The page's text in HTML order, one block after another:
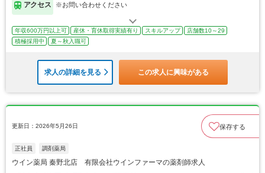
アクセス ※お問い合わせください
年収600万円以上可 産休・育休取得実績有り スキルアップ
店舗数10～29
積極採用中
夏～秋入職可
求人の詳細を見る この求人に興味がある
更新日：2026年5月26日 保存する
正社員 調剤薬局
ウイン薬局 秦野北店 有限会社ウインファーマの薬剤師求人